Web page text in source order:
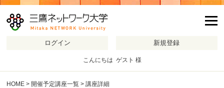
こんにちは ゲスト 様
HOME > 開催予定講座一覧 > 講座詳細